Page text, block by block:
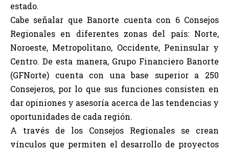
estado.
Cabe señalar que Banorte cuenta con 6 Consejos
Regionales en diferentes zonas del país: Norte,
Noroeste, Metropolitano, Occidente, Peninsular y
Centro. De esta manera, Grupo Financiero Banorte
(GFNorte) cuenta con una base superior a 250
Consejeros, por lo que sus funciones consisten en
dar opiniones y asesoría acerca de las tendencias y
oportunidades de cada región.
A través de los Consejos Regionales se crean
vínculos que permiten el desarrollo de proyectos